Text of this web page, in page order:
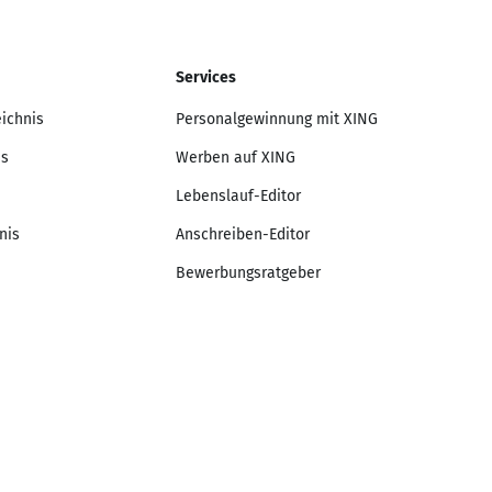
Services
Personalgewinnung mit XING
Werben auf XING
Lebenslauf-Editor
Anschreiben-Editor
Bewerbungsratgeber